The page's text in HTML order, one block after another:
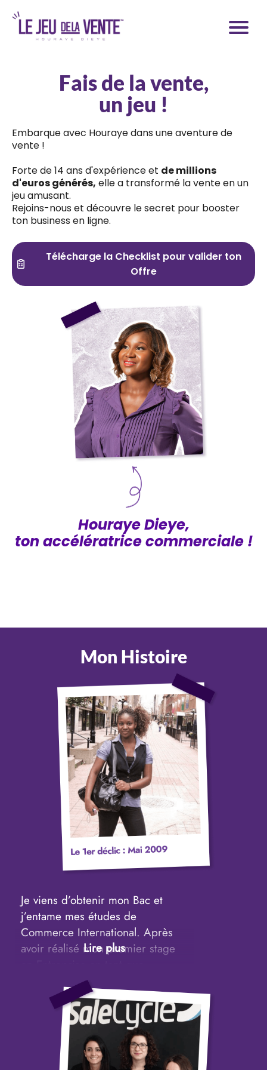
Fais de la vente,
un jeu !
Embarque avec Houraye dans une aventure de
vente !
Forte de 14 ans d'expérience et de millions
d'euros générés, elle a transformé la vente en un
jeu amusant.
Rejoins-nous et découvre le secret pour booster
ton business en ligne.
Télécharge la Checklist pour valider ton
Offre
Houraye Dieye,
ton accélératrice commerciale !
Mon Histoire
Je viens d’obtenir mon Bac et
j’entame mes études de
Commerce International. Après
avoir réalisé mon premier stage
Commerciale B2B.
Je touche mes premières
commissions suite à des contrats
que j’ai signé, je comprends que
développer ma capacité à vendre